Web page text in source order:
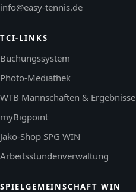
info@easy-tennis.de
TCI-LINKS
Buchungssystem
Photo-Mediathek
WTB Mannschaften & Ergebnisse
myBigpoint
Jako-Shop SPG WIN
Arbeitsstundenverwaltung
SPIELGEMEINSCHAFT WIN